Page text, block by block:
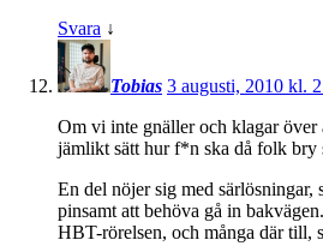
Svara ↓
Tobias 3 augusti, 2010 kl.
Om vi inte gnäller och klagar över
jämlikt sätt hur f*n ska då folk bry
En del nöjer sig med särlösningar,
pinsamt att behöva gå in
HBT-rörelsen, och många där till,